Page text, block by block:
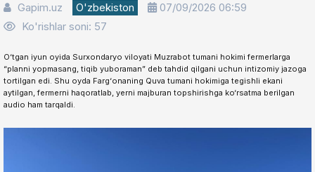
Gapim.uz O'zbekiston
07/09/2026 06:59
Ko'rishlar soni: 57
O‘tgan iyun oyida Surxondaryo viloyati Muzrabot tumani hokimi fermerlarga
“planni yopmasang, tiqib yuboraman” deb tahdid qilgani uchun intizomiy jazoga
tortilgan edi. Shu oyda Farg‘onaning Quva tumani hokimiga tegishli ekani
aytilgan, fermerni haqoratlab, yerni majburan topshirishga ko‘rsatma berilgan
audio ham tarqaldi.